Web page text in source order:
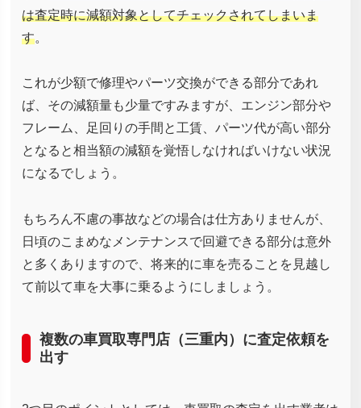
は査定時に減額対象としてチェックされてしまいま
す。
これが少額で修理やパーツ交換ができる部分であれ
ば、その減額量も少量ですみますが、エンジン部分や
フレーム、足回りの手間と工賃、パーツ代が高い部分
となると相当額の減額を覚悟しなければいけない状況
になるでしょう。
もちろん不慮の事故などの場合は仕方ありませんが、
日頃のこまめなメンテナンスで回避できる部分は意外
と多くありますので、将来的に車を売ることを見越し
て前以て車を大事に乗るようにしましょう。
複数の車買取専門店（三重内）に査定依頼を
出す